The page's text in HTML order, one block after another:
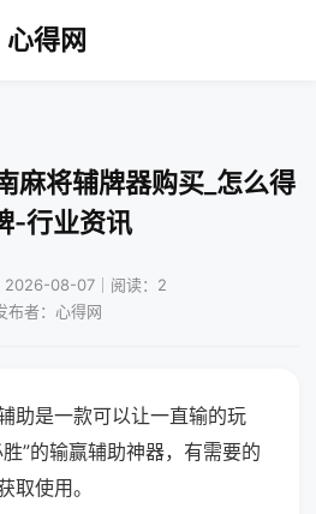
心得网
麻将辅牌器购买_怎么得
-行业资讯
2026-08-07｜阅读：2
布者：心得网
助是一款可以让一直输的玩
”的输赢辅助神器，有需要的
取使用。